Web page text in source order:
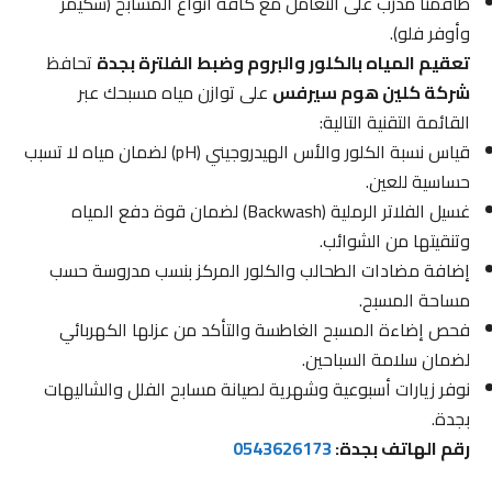
وأوفر فلو).
تعقيم المياه بالكلور والبروم وضبط الفلترة بجدةتحافظ
شركة كلين هوم سيرفسعلى توازن مياه مسبحك عبر
القائمة التقنية التالية:
قياس نسبة الكلور والأس الهيدروجيني (pH) لضمان مياه لا تسبب
حساسية للعين.
غسيل الفلاتر الرملية (Backwash) لضمان قوة دفع المياه
وتنقيتها من الشوائب.
إضافة مضادات الطحالب والكلور المركز بنسب مدروسة حسب
مساحة المسبح.
فحص إضاءة المسبح الغاطسة والتأكد من عزلها الكهربائي
لضمان سلامة السباحين.
نوفر زيارات أسبوعية وشهرية لصيانة مسابح الفلل والشاليهات
بجدة.
رقم الهاتف بجدة:0543626173